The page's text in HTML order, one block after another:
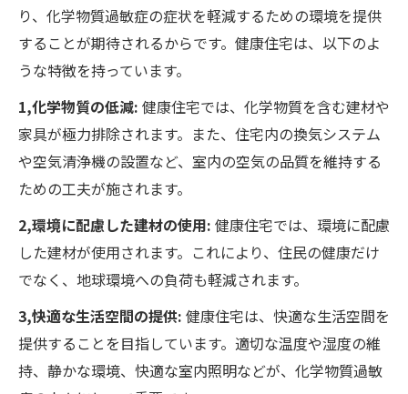
り、化学物質過敏症の症状を軽減するための環境を提供
することが期待されるからです。健康住宅は、以下のよ
うな特徴を持っています。
1,化学物質の低減: 健康住宅では、化学物質を含む建材や
家具が極力排除されます。また、住宅内の換気システム
や空気清浄機の設置など、室内の空気の品質を維持する
ための工夫が施されます。
2,環境に配慮した建材の使用: 健康住宅では、環境に配慮
した建材が使用されます。これにより、住民の健康だけ
でなく、地球環境への負荷も軽減されます。
3,快適な生活空間の提供: 健康住宅は、快適な生活空間を
提供することを目指しています。適切な温度や湿度の維
持、静かな環境、快適な室内照明などが、化学物質過敏